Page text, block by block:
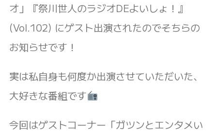
オ」『祭川世人のラジオDEよいしょ！』
(Vol.102) にゲスト出演されたのでそちらの
お知らせです！
実は私自身も何度か出演させていただいた、
大好きな番組です
今回はゲストコーナー「ガツンとエンタメい